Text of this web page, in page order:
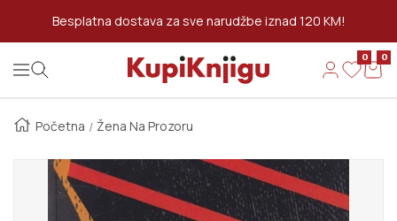
Preskoči Na Sadržaj
Besplatna dostava za sve narudžbe iznad 120 KM!
Navigation Kupi Knjigu 0 0
Početna Žena Na Prozoru